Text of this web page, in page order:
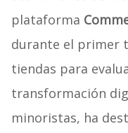
plataforma
durante el primer
tiendas para
transformación
minoristas, ha